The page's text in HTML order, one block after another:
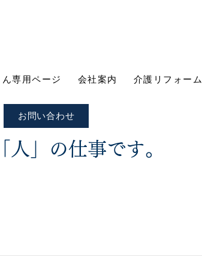
専用ページ 会社案内 介護リフォーム
お問い合わせ
」の仕事です。